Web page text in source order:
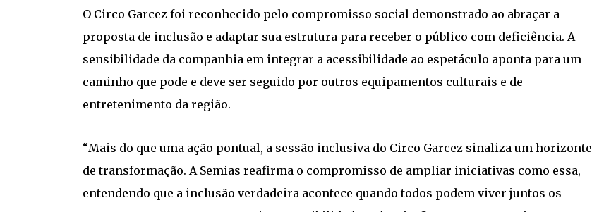
O Circo Garcez foi reconhecido pelo compromisso social demonstrado ao abraçar a
proposta de inclusão e adaptar sua estrutura para receber o público com deficiência. A
sensibilidade da companhia em integrar a acessibilidade ao espetáculo aponta para um
caminho que pode e deve ser seguido por outros equipamentos culturais e de
entretenimento da região.
“Mais do que uma ação pontual, a sessão inclusiva do Circo Garcez sinaliza um horizonte
de transformação. A Semias reafirma o compromisso de ampliar iniciativas como essa,
entendendo que a inclusão verdadeira acontece quando todos podem viver juntos os